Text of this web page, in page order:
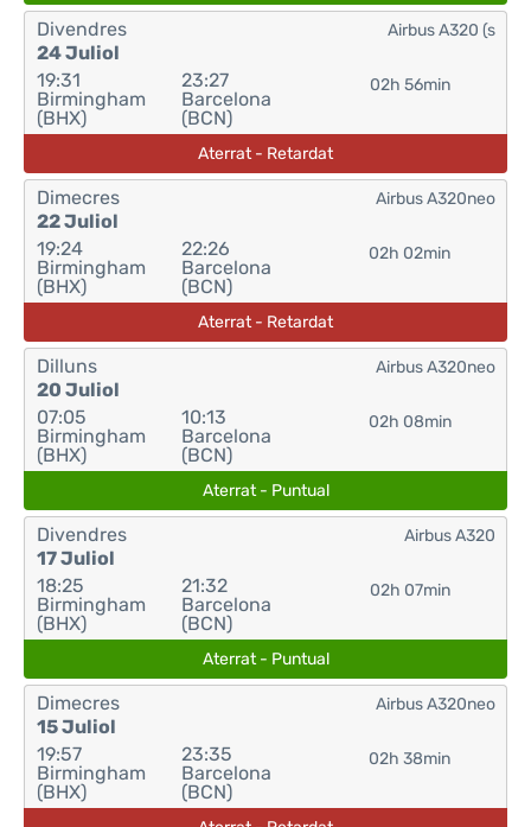
Divendres
24 Juliol
19:31
Birmingham
(BHX)
23:27
Barcelona
(BCN)
02h 56min
Airbus A320 (s
Aterrat - Retardat
Dimecres
22 Juliol
19:24
Birmingham
(BHX)
22:26
Barcelona
(BCN)
02h 02min
Airbus A320neo
Aterrat - Retardat
Dilluns
20 Juliol
07:05
Birmingham
(BHX)
10:13
Barcelona
(BCN)
02h 08min
Airbus A320neo
Aterrat - Puntual
Divendres
17 Juliol
18:25
Birmingham
(BHX)
21:32
Barcelona
(BCN)
02h 07min
Airbus A320
Aterrat - Puntual
Dimecres
15 Juliol
19:57
Birmingham
(BHX)
23:35
Barcelona
(BCN)
02h 38min
Airbus A320neo